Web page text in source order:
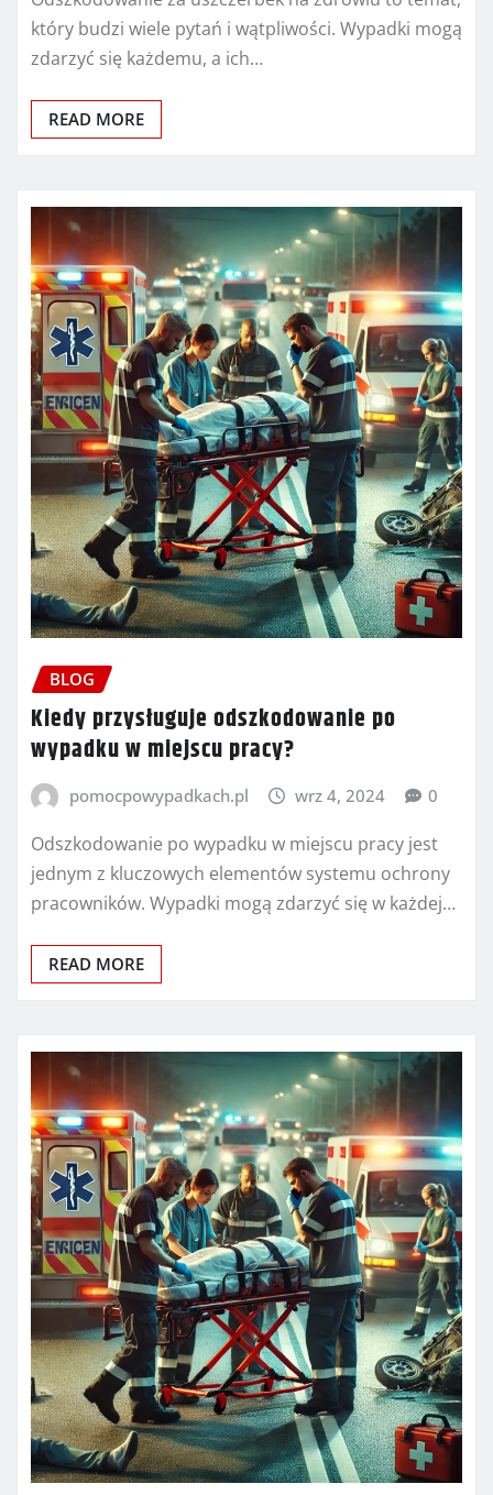
który budzi wiele pytań i wątpliwości. Wypadki mogą
zdarzyć się każdemu, a ich…
READ MORE
BLOG
Kiedy przysługuje odszkodowanie po
wypadku w miejscu pracy?
pomocpowypadkach.pl wrz 4, 2024 0
Odszkodowanie po wypadku w miejscu pracy jest
jednym z kluczowych elementów systemu ochrony
pracowników. Wypadki mogą zdarzyć się w każdej…
READ MORE